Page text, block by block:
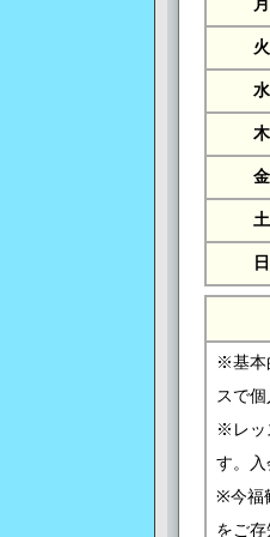
※基本
スで
※レッ
す。
※今福
をご